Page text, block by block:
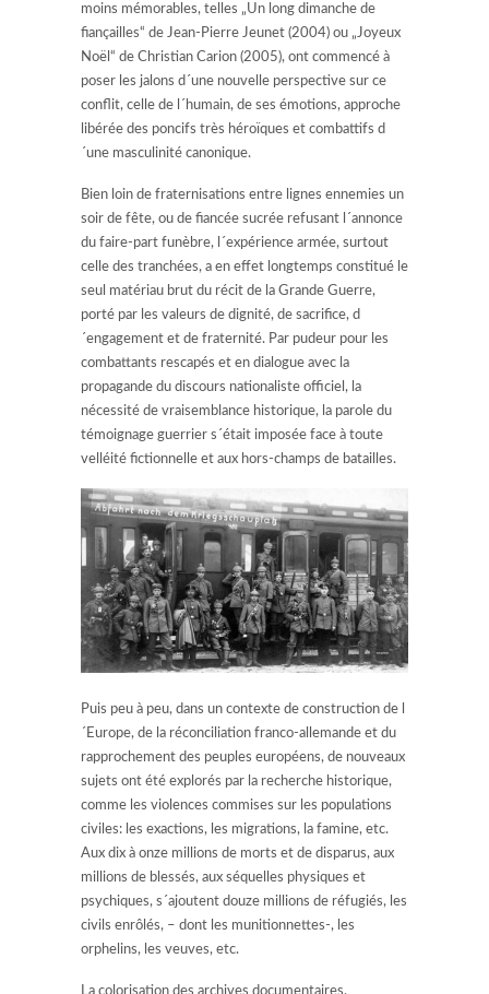
moins mémorables, telles „Un long dimanche de
fiançailles“ de Jean-Pierre Jeunet (2004) ou „Joyeux
Noël“ de Christian Carion (2005), ont commencé à
poser les jalons d´une nouvelle perspective sur ce
conflit, celle de l´humain, de ses émotions, approche
libérée des poncifs très héroïques et combattifs d
´une masculinité canonique.
Bien loin de fraternisations entre lignes ennemies un
soir de fête, ou de fiancée sucrée refusant l´annonce
du faire-part funèbre, l´expérience armée, surtout
celle des tranchées, a en effet longtemps constitué le
seul matériau brut du récit de la Grande Guerre,
porté par les valeurs de dignité, de sacrifice, d
´engagement et de fraternité. Par pudeur pour les
combattants rescapés et en dialogue avec la
propagande du discours nationaliste officiel, la
nécessité de vraisemblance historique, la parole du
témoignage guerrier s´était imposée face à toute
velléité fictionnelle et aux hors-champs de batailles.
Puis peu à peu, dans un contexte de construction de l
´Europe, de la réconciliation franco-allemande et du
rapprochement des peuples européens, de nouveaux
sujets ont été explorés par la recherche historique,
comme les violences commises sur les populations
civiles: les exactions, les migrations, la famine, etc.
Aux dix à onze millions de morts et de disparus, aux
millions de blessés, aux séquelles physiques et
psychiques, s´ajoutent douze millions de réfugiés, les
civils enrôlés, – dont les munitionnettes-, les
orphelins, les veuves, etc.